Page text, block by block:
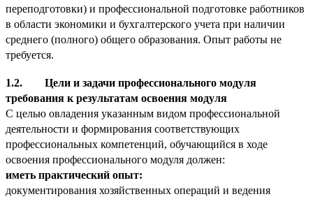
переподготовки) и профессиональной подготовке работников
в области экономики и бухгалтерского учета при наличии
среднего (полного) общего образования. Опыт работы не
требуется.
1.2. Цели и задачи профессионального модуля
требования к результатам освоения модуля
С целью овладения указанным видом профессиональной
деятельности и формирования соответствующих
профессиональных компетенций, обучающийся в ходе
освоения профессионального модуля должен:
иметь практический опыт:
документирования хозяйственных операций и ведения